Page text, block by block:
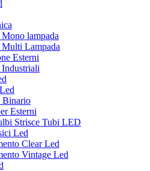
lampada
Lampada
Esterni
Binario
Esterni
Strisce Tubi LED
Led
Clear Led
Vintage Led